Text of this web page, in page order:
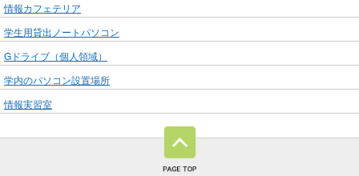
情報カフェテリア
学生用貸出ノートパソコン
Gドライブ（個人領域）
学内のパソコン設置場所
情報実習室